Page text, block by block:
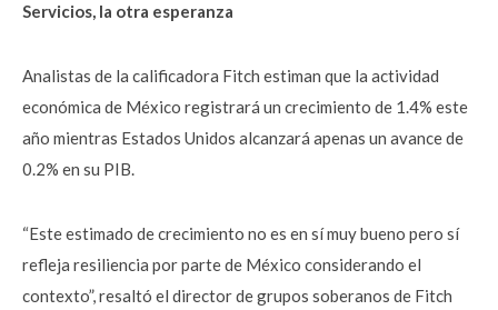
Servicios, la otra esperanza
Analistas de la calificadora Fitch estiman que la actividad
económica de México registrará un crecimiento de 1.4% este
año mientras Estados Unidos alcanzará apenas un avance de
0.2% en su PIB.
“Este estimado de crecimiento no es en sí muy bueno pero sí
refleja resiliencia por parte de México considerando el
contexto”, resaltó el director de grupos soberanos de Fitch